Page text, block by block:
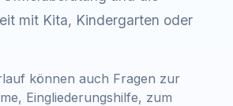
mit Kita, Kindergarten oder
können auch Fragen zur
Eingliederungshilfe, zum